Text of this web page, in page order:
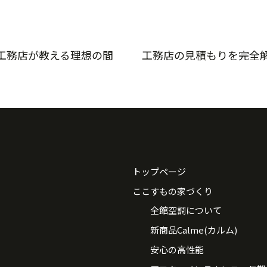
務店が教える理想の間 工務店の見積もりを完全
トップページ
ここすもの家づくり
全館空調について
新商品Calme(カルム)
安心の高性能